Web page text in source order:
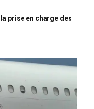
prise en charge des